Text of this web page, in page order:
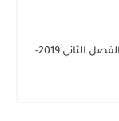
نموذج امتحان 2 في العلوم للصف التاسع الفصل الثاني 2019-